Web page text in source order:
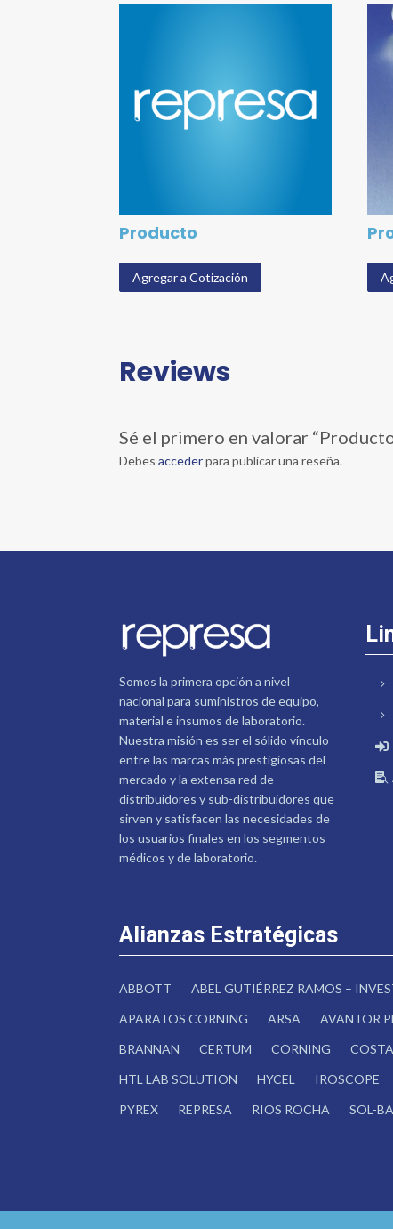
Producto
Agregar a Cotización
Reviews
Sé el primero en valorar
Debesaccederpara publicar una reseña.
Somos la primera opción a nivel
nacional para suministros de equipo,
material e insumos de laboratorio.
Nuestra misión es ser el sólido vínculo
entre las marcas más prestigiosas del
mercado y la extensa red de
distribuidores y sub-distribuidores que
sirven y satisfacen las necesidades de
los usuarios finales en los segmentos
médicos y de laboratorio.
Alianzas Estratégicas
ABBOTT ABEL GUTIÉRREZ RAMOS –
APARATOS CORNING
ARSA AVANTOR
BRANNAN
CERTUM CORNING
HTL LAB SOLUTION
HYCEL IROSCOPE
PYREX
REPRESA RIOS ROCHA SOL-